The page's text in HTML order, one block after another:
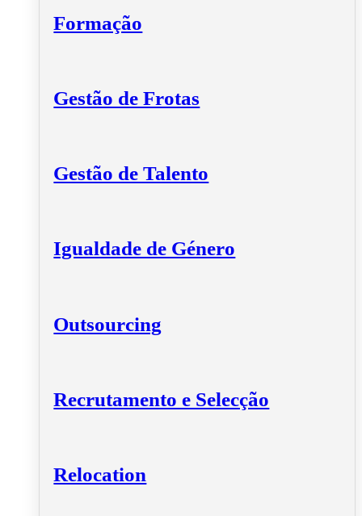
Formação
Gestão de Frotas
Gestão de Talento
Igualdade de Género
Outsourcing
Recrutamento e Selecção
Relocation